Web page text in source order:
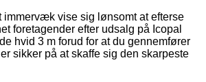
vise sig lønsomt at efterse
foretagender efter udsalg på Icopal
hvid 3 m forud for at du gennemfører
sikker på at skaffe sig den skarpeste